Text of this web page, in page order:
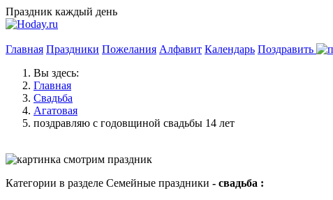
Праздник каждый день
Главная Праздники Пожелания Алфавит Календарь Поздравить
Вы здесь:
Главная
Свадьба
Агатовая
поздравляю с годовщиной свадьбы 14 лет
Категории в разделе Семейные праздники - свадьба :